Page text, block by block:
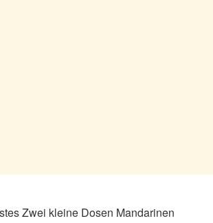
Zwei kleine Dosen Mandarinen